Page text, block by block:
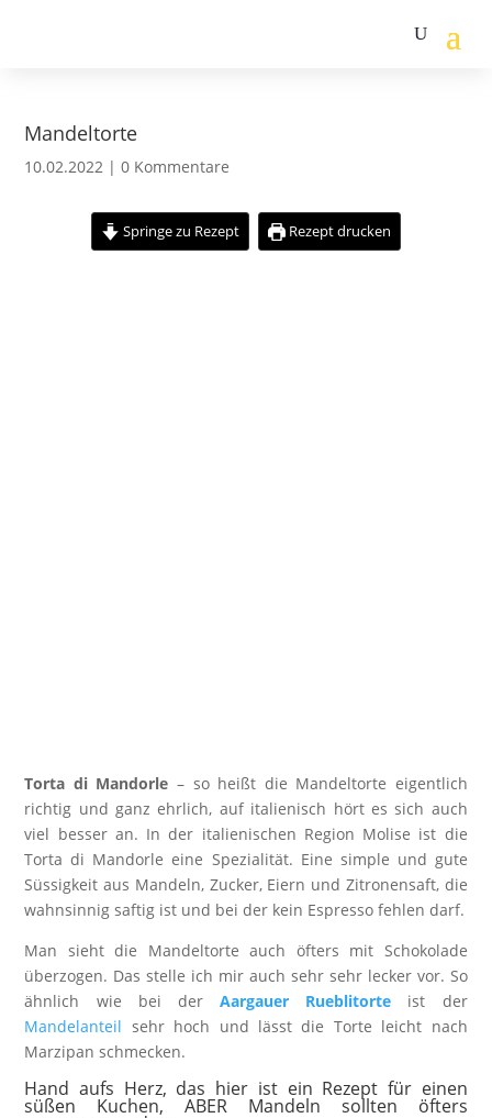
Mandeltorte
10.02.2022 |0 Kommentare
Springe zu Rezept Rezept drucken
Torta di Mandorle – so heißt die Mandeltorte eigentlich
richtig und ganz ehrlich, auf italienisch hört es sich auch
viel besser an. In der italienischen Region Molise ist die
Torta di Mandorle eine Spezialität. Eine simple und gute
Süssigkeit aus Mandeln, Zucker, Eiern und Zitronensaft, die
wahnsinnig saftig ist und bei der kein Espresso fehlen darf.
Man sieht die Mandeltorte auch öfters mit Schokolade
überzogen. Das stelle ich mir auch sehr sehr lecker vor. So
ähnlich wie bei derAargauer Rueblitorte ist der
Mandelanteil sehr hoch und lässt die Torte leicht nach
Marzipan schmecken.
Hand aufs Herz, das hier ist ein Rezept für einen
süßen Kuchen, ABER Mandeln sollten öfters